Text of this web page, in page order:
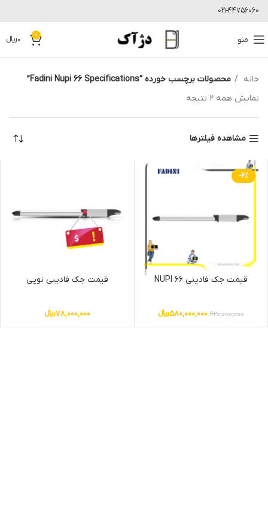
021-44756060
منو 0
0﷼
خانه
محصولات برچسب خورده “Fadini Nupi 66 Specifications”
نمایش همه 2 نتیجه
مشاهده فیلترها
-6%
قیمت جک فادینی NUPI 66
620,000,000
580,000,000﷼
قیمت جک فادینی نوپی
78,000,000﷼